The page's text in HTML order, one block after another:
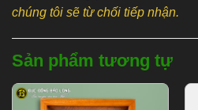
chúng tôi sẽ từ chối tiếp nhận.
Sản phẩm tương tự